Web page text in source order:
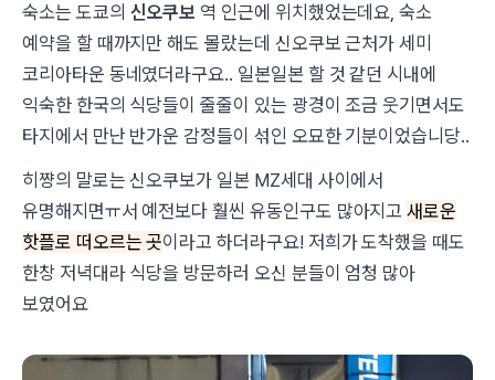
숙소는 도쿄의 신오쿠보 역 인근에 위치했었는데요, 숙소
예약을 할 때까지만 해도 몰랐는데 신오쿠보 근처가 세미
코리아타운 동네였더라구요.. 일본일본 할 것 같던 시내에
익숙한 한국의 식당들이 줄줄이 있는 광경이 조금 웃기면서도
타지에서 만난 반가운 감정들이 섞인 오묘한 기분이었습니당..
히쨩의 말로는 신오쿠보가 일본 MZ세대 사이에서
유명해지면ㅠ서 예전보다 훨씬 유동인구도 많아지고새로운
핫플로 떠오르는 곳이라고 하더라구요! 저희가 도착했을 때도
한창 저녁대라 식당을 방문하러 오신 분들이 엄청 많아
보였어요